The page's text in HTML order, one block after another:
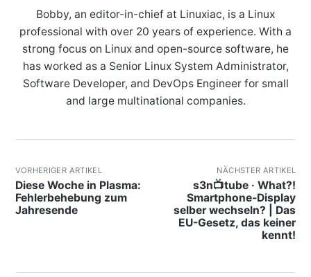
Bobby, an editor-in-chief at Linuxiac, is a Linux
professional with over 20 years of experience. With a
strong focus on Linux and open-source software, he
has worked as a Senior Linux System Administrator,
Software Developer, and DevOps Engineer for small
and large multinational companies.
VORHERIGER ARTIKEL
Diese Woche in Plasma:
Fehlerbehebung zum
Jahresende
NÄCHSTER ARTIKEL
s3n📺tube · What?!
Smartphone-Display
selber wechseln? | Das
EU-Gesetz, das keiner
kennt!